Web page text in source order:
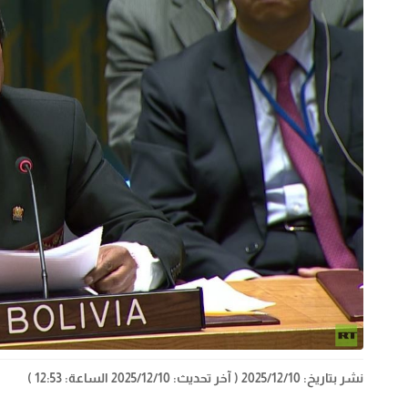
نشر بتاريخ: 2025/12/10 ( آخر تحديث: 2025/12/10 الساعة: 12:53 )